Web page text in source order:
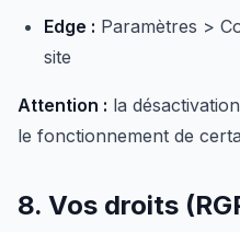
Edge : Paramètres >
site
Attention : la
le fonctionnement de
8. Vos droits